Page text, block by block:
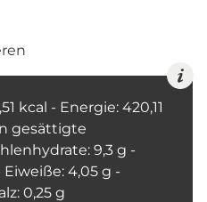
kcal - Energie: 420,11
gesättigte
9,3 g -
4,05 g -
0,25 g